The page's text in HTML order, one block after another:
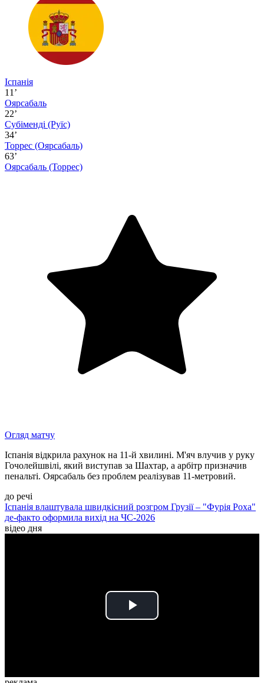
Іспанія
11’
Оярсабаль
22’
Субіменді (Руїс)
34’
Торрес (Оярсабаль)
63’
Оярсабаль (Торрес)
Огляд матчу
Іспанія відкрила рахунок на 11-й хвилині. М'яч влучив у руку
Гочолейшвілі, який виступав за Шахтар, а арбітр призначив
пенальті. Оярсабаль без проблем реалізував 11-метровий.
до речі
Іспанія влаштувала швидкісний розгром Грузії – "Фурія Роха"
де-факто оформила вихід на ЧС-2026
відео дня
Play